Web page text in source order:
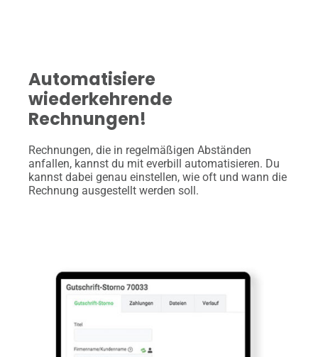
Automatisiere
wiederkehrende
Rechnungen!
Rechnungen, die in regelmäßigen Abständen
anfallen, kannst du mit everbill automatisieren. Du
kannst dabei genau einstellen, wie oft und wann die
Rechnung ausgestellt werden soll.